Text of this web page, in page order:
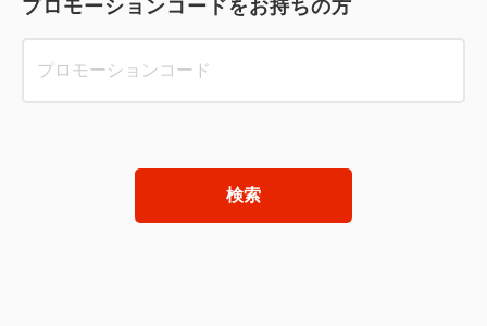
プロモーションコードをお持ちの方
検索